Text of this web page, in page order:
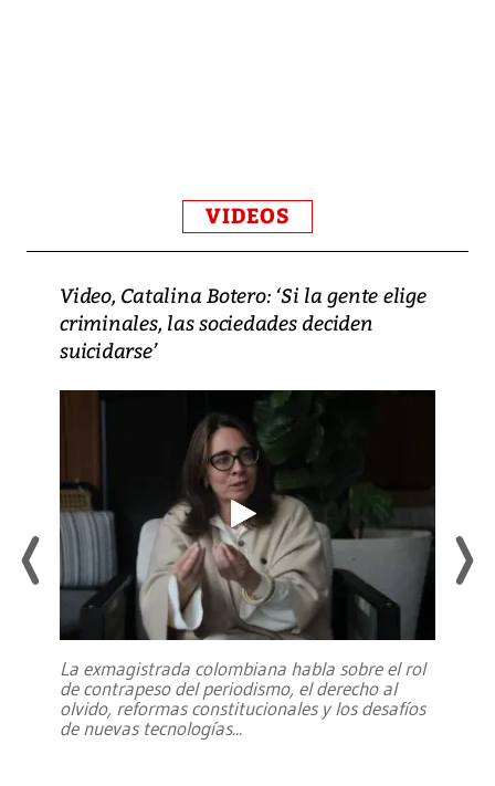
VIDEOS
Video, Catalina Botero: ‘Si la gente elige
criminales, las sociedades deciden
suicidarse’
La exmagistrada colombiana habla sobre el rol
de contrapeso del periodismo, el derecho al
olvido, reformas constitucionales y los desafíos
de nuevas tecnologías...